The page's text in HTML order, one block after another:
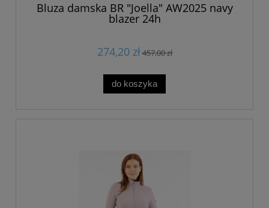
Bluza damska BR "Joella" AW2025 navy
blazer 24h
274,20 zł457,00 zł
do koszyka